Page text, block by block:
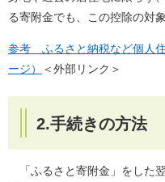
る寄附金でも、この控除の対
参考 ふるさと納税など個人
ージ）
＜外部リンク＞
2.手続きの方法
「ふるさと寄附金」をした